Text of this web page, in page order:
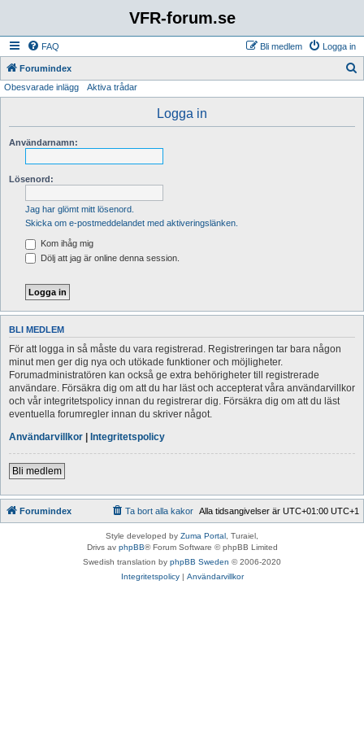
VFR-forum.se
FAQ Logga in
Bli medlem
Forumindex
Obesvarade inlägg Aktiva trådar
Logga in
Användarnamn:
Lösenord:
Jag har glömt mitt lösenord.
Skicka om e-postmeddelandet med aktiveringslänken.
Kom ihåg mig
Dölj att jag är online denna session.
BLI MEDLEM
För att logga in så måste du vara registrerad. Registreringen tar bara någon
minut men ger dig nya och utökade funktioner och möjligheter.
Forumadministratören kan också ge extra behörigheter till registrerade
användare. Försäkra dig om att du har läst och accepterat våra användarvillkor
och vår integritetspolicy innan du registrerar dig. Försäkra dig om att du läst
eventuella forumregler innan du skriver något.
Användarvillkor | Integritetspolicy
Bli medlem
Forumindex Alla tidsangivelser är UTC+01:00 UTC+1
Ta bort alla kakor
Style developed by Zuma Portal , Turaiel,
Drivs av phpBB® Forum Software © phpBB Limited
Swedish translation by phpBB Sweden © 2006-2020
Integritetspolicy| Användarvillkor